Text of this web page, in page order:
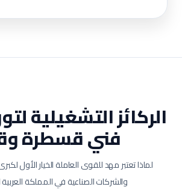
الركائز التشغيلية
فني قسطرة
لماذا تعتبر مهد للقوى العاملة الخيار الأول
والشركات الصناعية في المملكة